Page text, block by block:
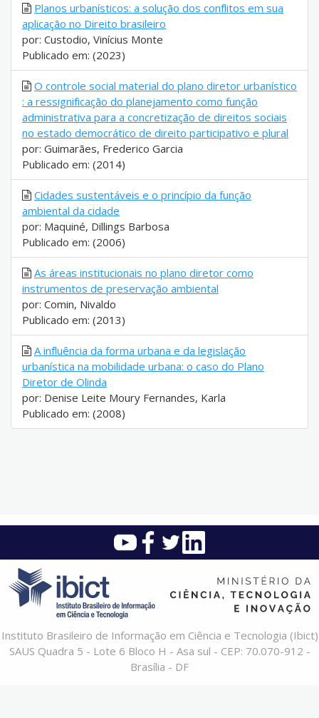
Planos urbanísticos: a solução dos conflitos em sua
aplicação no Direito brasileiro
por: Custodio, Vinícius Monte
Publicado em: (2023)
O controle social material do plano diretor urbanístico
: a ressignificação do planejamento como função
administrativa para a concretização de direitos sociais
no estado democrático de direito participativo e plural
por: Guimarães, Frederico Garcia
Publicado em: (2014)
Cidades sustentáveis e o princípio da função
ambiental da cidade
por: Maquiné, Dillings Barbosa
Publicado em: (2006)
As áreas institucionais no plano diretor como
instrumentos de preservação ambiental
por: Comin, Nivaldo
Publicado em: (2013)
A influência da forma urbana e da legislação
urbanística na mobilidade urbana: o caso do Plano
Diretor de Olinda
por: Denise Leite Moury Fernandes, Karla
Publicado em: (2008)
Instituto Brasileiro de Informação em Ciência e Tecnologia (Ibict)
SAUS Quadra 5 - Lote 6 Bloco H - Asa sul - CEP: 70.070-912 -
Brasília - DF